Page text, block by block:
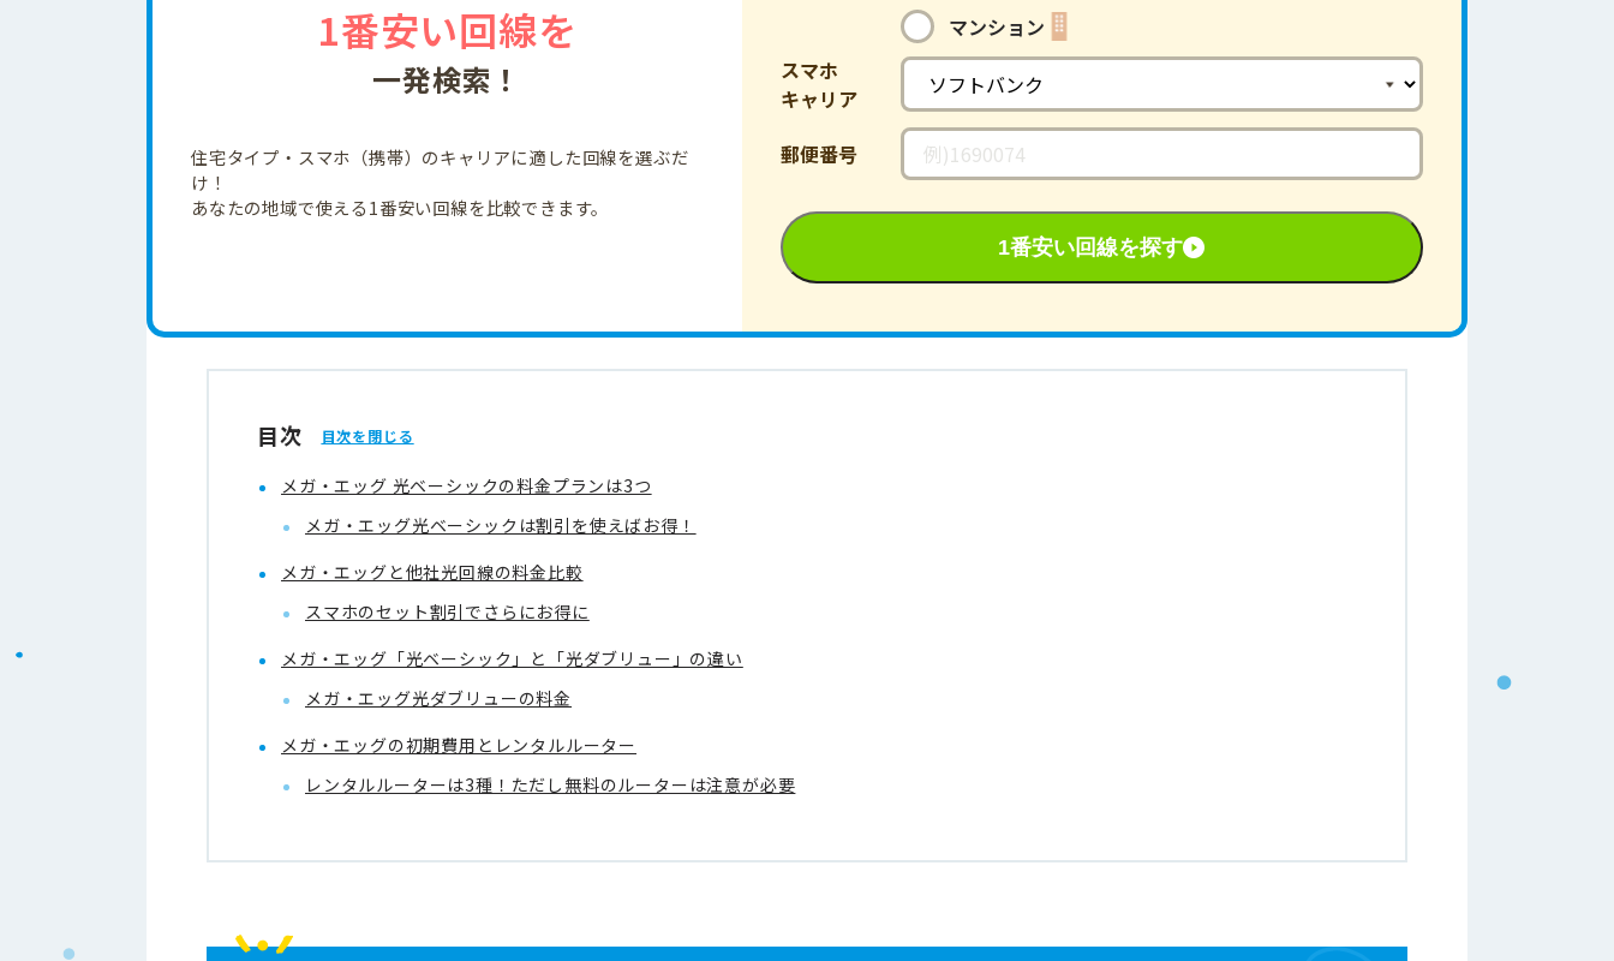
1番安い回線を
一発検索！
住宅タイプ・スマホ（携帯）のキャリアに適した回線を選ぶだ
け！
あなたの地域で使える1番安い回線を比較できます。
マンション
スマホ
キャリア
郵便番号
1番安い回線を探す
目次
メガ・エッグ 光ベーシックの料金プランは3つ
メガ・エッグ光ベーシックは割引を使えばお得！
メガ・エッグと他社光回線の料金比較
スマホのセット割引でさらにお得に
メガ・エッグ「光ベーシック」と「光ダブリュー」の違い
メガ・エッグ光ダブリューの料金
メガ・エッグの初期費用とレンタルルーター
レンタルルーターは3種！ただし無料のルーターは注意が必要